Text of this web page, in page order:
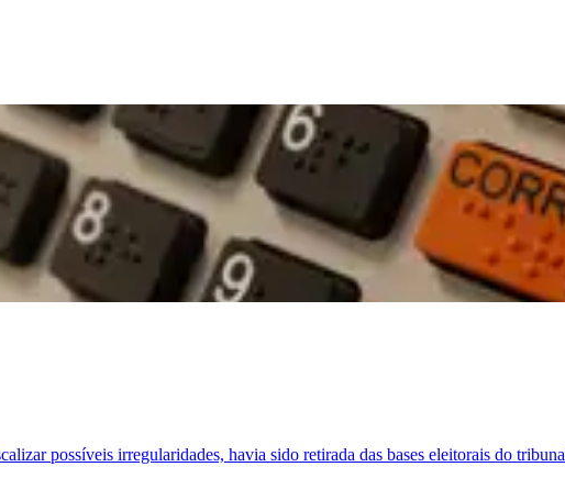
possíveis irregularidades, havia sido retirada das bases eleitorais do